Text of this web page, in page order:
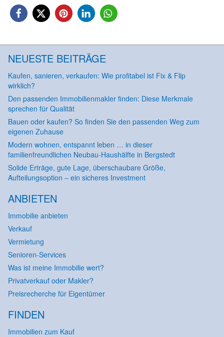
NEUESTE BEITRÄGE
Kaufen, sanieren, verkaufen: Wie profitabel ist Fix & Flip
wirklich?
Den passenden Immobilienmakler finden: Diese Merkmale
sprechen für Qualität
Bauen oder kaufen? So finden Sie den passenden Weg zum
eigenen Zuhause
Modern wohnen, entspannt leben … in dieser
familienfreundlichen Neubau-Haushälfte in Bergstedt
Solide Erträge, gute Lage, überschaubare Größe,
Aufteilungsoption – ein sicheres Investment
ANBIETEN
Immobilie anbieten
Verkauf
Vermietung
Senioren-Services
Was ist meine Immobilie wert?
Privatverkauf oder Makler?
Preisrecherche für Eigentümer
FINDEN
Immobilien zum Kauf